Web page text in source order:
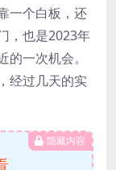
一个白板，还
，也是2023年
一次机会。
经过几天的实
隐藏内容